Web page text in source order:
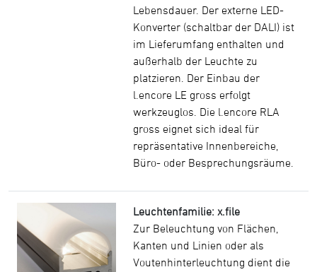
Lebensdauer. Der externe LED-
Konverter (schaltbar der DALI) ist
im Lieferumfang enthalten und
außerhalb der Leuchte zu
platzieren. Der Einbau der
l.encore LE gross erfolgt
werkzeuglos. Die l.encore RLA
gross eignet sich ideal für
repräsentative Innenbereiche,
Büro- oder Besprechungsräume.
Leuchtenfamilie: x.file
Zur Beleuchtung von Flächen,
Kanten und Linien oder als
Voutenhinterleuchtung dient die